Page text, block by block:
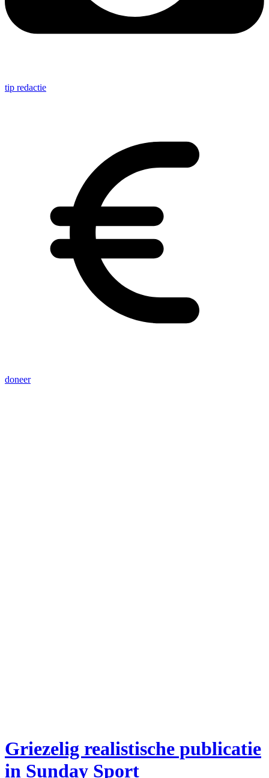
tip redactie
doneer
Griezelig realistische publicatie
in Sunday Sport